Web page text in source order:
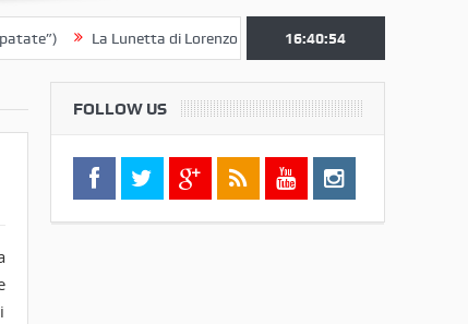
La Lunetta di Lorenzo Berrettini lascia il Convento di S. Chiara
16:40:54
FOLLOW US